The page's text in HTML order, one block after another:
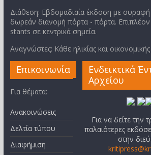
Διάθεση: Εβδομαδιαία έκδοση με
δωρεάν διανομή πόρτα - πόρτα.
stants σε κεντρικά σημεία.
Αναγνώστες: Κάθε ηλικίας και
Επικοινωνία
Για θέματα:
Ανακοινώσεις
Δελτία τύπου
Διαφήμιση
Ενδεικτικά
Αρχείου
Για να δείτε την
παλαιότερες
στην